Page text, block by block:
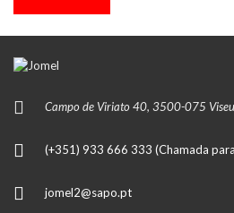
Campo de Viriato 40, 3500-075 Viseu
(+351) 933 666 333 (Chamada
jomel2@sapo.pt